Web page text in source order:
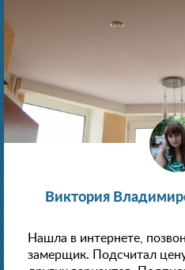
Виктория
Нашла в интернете,
замерщик. Подсчитал